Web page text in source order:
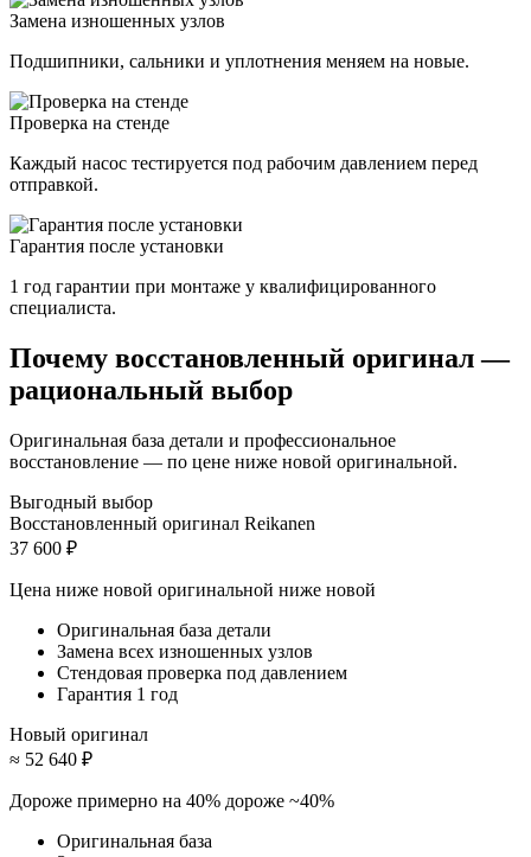
Замена изношенных узлов
Подшипники, сальники и уплотнения меняем на новые.
Проверка на стенде
Каждый насос тестируется под рабочим давлением перед
отправкой.
Гарантия после установки
1 год гарантии при монтаже у квалифицированного
специалиста.
Почему восстановленный оригинал —
рациональный выбор
Оригинальная база детали и профессиональное
восстановление — по цене ниже новой оригинальной.
Выгодный выбор
Восстановленный оригинал Reikanen
37 600 ₽
Цена ниже новой оригинальной ниже новой
Оригинальная база детали
Замена всех изношенных узлов
Стендовая проверка под давлением
Гарантия 1 год
Новый оригинал
≈ 52 640 ₽
Дороже примерно на 40% дороже ~40%
Оригинальная база